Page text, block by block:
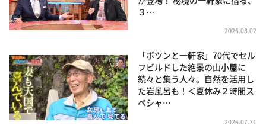
３…
2026.08.02
「ポツンと一軒家」70代でセル
フビルドした絶景の山小屋に
続々と集う人々。自然を活用し
た岩風呂も！＜夏休み２時間ス
ペシャ…
2026.07.31